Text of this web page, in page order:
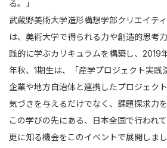
る。」
武蔵野美術大学造形構想学部クリエイテ
は、美術大学で得られる力や創造的思考
践的に学ぶカリキュラムを構築し、2019
年秋、1期生は、「産学プロジェクト実践
企業や地方自治体と連携したプロジェク
気づきを与えるだけでなく、課題探求力を
この学びの先にある、日本全国で行われ
更に知る機会をこのイベントで展開しまし